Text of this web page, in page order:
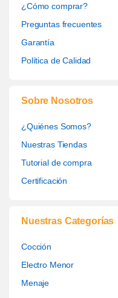
¿Cómo comprar?
Preguntas frecuentes
Garantía
Política de Calidad
Sobre Nosotros
¿Quiénes Somos?
Nuestras Tiendas
Tutorial de compra
Certificación
Nuestras Categorías
Cocción
Electro Menor
Menaje